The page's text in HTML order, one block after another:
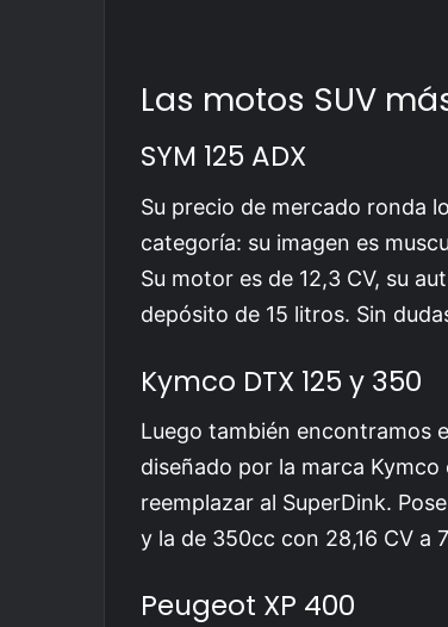
Las motos SUV
SYM 125 ADX
Su precio de mercado ronda
categoría: su imagen es
Su motor es de 12,3 CV, su
depósito de 15 litros. Sin
Kymco DTX 125 y 350
Luego también encontramos
diseñado por la marca Kymco
reemplazar al SuperDink.
y la de 350cc con 28,16 CV a
Peugeot XP 400